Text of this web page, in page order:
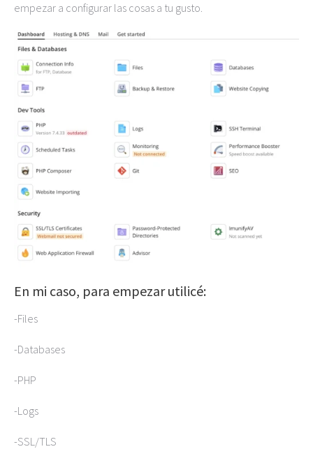
empezar a configurar las cosas a tu gusto.
En mi caso, para empezar utilicé:
-Files
-Databases
-PHP
-Logs
-SSL/TLS